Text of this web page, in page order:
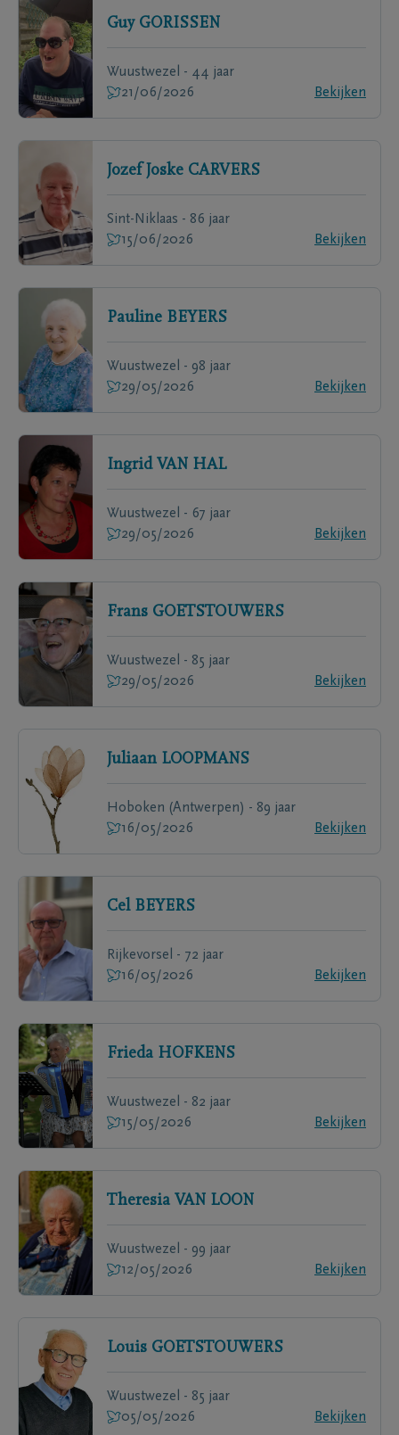
Guy GORISSEN
Wuustwezel - 44 jaar
21/06/2026
Bekijken
Jozef Joske CARVERS
Sint-Niklaas - 86 jaar
15/06/2026
Bekijken
Pauline BEYERS
Wuustwezel - 98 jaar
29/05/2026
Bekijken
Ingrid VAN HAL
Wuustwezel - 67 jaar
29/05/2026
Bekijken
Frans GOETSTOUWERS
Wuustwezel - 85 jaar
29/05/2026
Bekijken
Juliaan LOOPMANS
Hoboken (Antwerpen) - 89 jaar
16/05/2026
Bekijken
Cel BEYERS
Rijkevorsel - 72 jaar
16/05/2026
Bekijken
Frieda HOFKENS
Wuustwezel - 82 jaar
15/05/2026
Bekijken
Theresia VAN LOON
Wuustwezel - 99 jaar
12/05/2026
Bekijken
Louis GOETSTOUWERS
Wuustwezel - 85 jaar
05/05/2026
Bekijken